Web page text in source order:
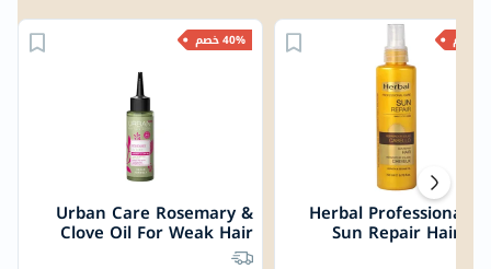
40% خصم
Urban Care Rosemary &
Clove Oil For Weak Hair
100ml
Herbal Professional
Sun Repair Hair